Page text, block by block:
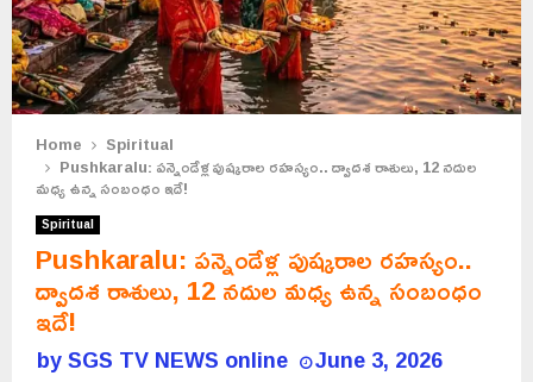
Home Spiritual
Pushkaralu: పన్నెండేళ్ల పుష్కరాల రహస్యం.. ద్వాదశ రాశులు, 12 నదుల
మధ్య ఉన్న సంబంధం ఇదే!
Spiritual
Pushkaralu: పన్నెండేళ్ల పుష్కరాల రహస్యం..
ద్వాదశ రాశులు, 12 నదుల మధ్య ఉన్న సంబంధం
ఇదే!
bySGS TV NEWS online June 3, 2026